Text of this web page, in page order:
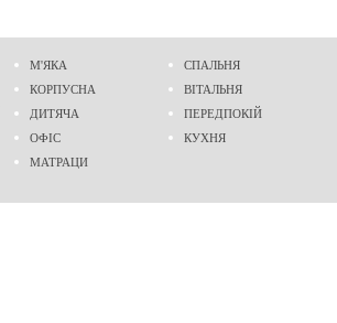
М'ЯКА
КОРПУСНА
ДИТЯЧА
ОФІС
МАТРАЦИ
СПАЛЬНЯ
ВІТАЛЬНЯ
ПЕРЕДПОКІЙ
КУХНЯ